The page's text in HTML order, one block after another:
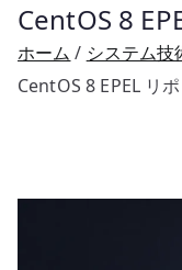
CentOS 8
ホーム システム技
CentOS 8 EPEL リ